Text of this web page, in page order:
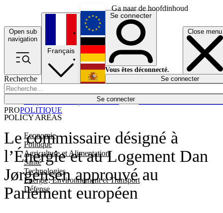
Ga naar de hoofdinhoud
Open sub
navigation
Close menu
Recherche
Se connecter
POLICY AREAS
Economie
Politique
Agriculture et Alimentation
Santé
Technologies
Energie, Environnement et Transport
Défense
Économie
Français
English
Deutsch
Español
Se connecter
Vous êtes déconnecté.
Se connecter
Le commissaire désigné à
l’Énergie et au Logement Dan
Jørgensen approuvé au
Parlement européen
PROPOLITIQUE